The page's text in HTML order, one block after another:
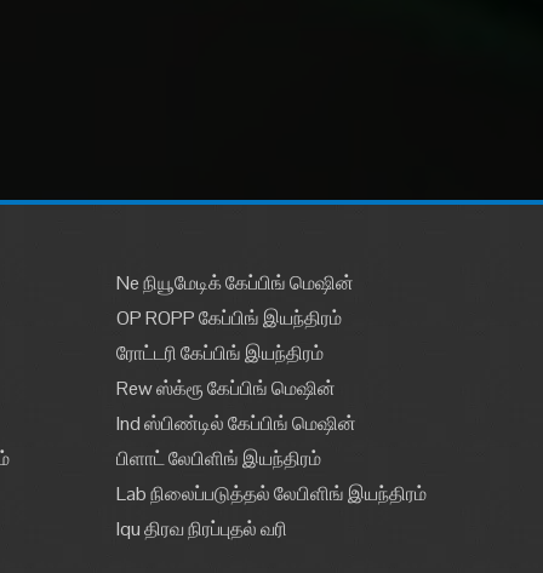
Ne நியூமேடிக் கேப்பிங் மெஷின்
OP ROPP கேப்பிங் இயந்திரம்
ரோட்டரி கேப்பிங் இயந்திரம்
Rew ஸ்க்ரூ கேப்பிங் மெஷின்
Ind ஸ்பிண்டில் கேப்பிங் மெஷின்
பிளாட் லேபிளிங் இயந்திரம்
Lab நிலைப்படுத்தல் லேபிளிங் இயந்திரம்
Iqu திரவ நிரப்புதல் வரி